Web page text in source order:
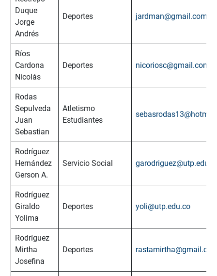
Duque
Jorge
Andrés
Deportes jardman@gmail.com;
Ríos
Cardona
Nicolás
Deportes nicoriosc@gmail.com
Rodas
Sepulveda
Juan
Sebastian
Atletismo
Estudiantes
Rodríguez
Hernández
Gerson A.
Servicio Social
Rodríguez
Giraldo
Yolima
Deportes yoli@utp.edu.co
Rodríguez
Mirtha
Josefina
Deportes